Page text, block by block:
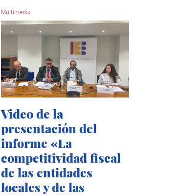
Multimedia
Video de la
presentación del
informe «La
competitividad fiscal
de las entidades
locales y de las